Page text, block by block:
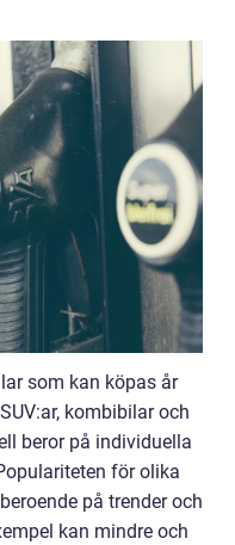
som kan köpas år
kombibilar och
beror på individuella
för olika
på trender och
kan mindre och